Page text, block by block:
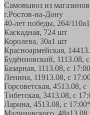
Самовывоз из
г.Ростов-на-Дону
40-лет победы, 264/110а
Каскадная, 724 шт
Королева, 30а1 шт
Красноармейская, 144
Будённовский, 1113.08,
Базарная, 1113.08, с
Ленина, 11913.08, с
Горсоветская, 4513.08, с
Тибетская, 3413.08, с
Ларина, 4513.08, с 17:00*
Малиновского, 48а